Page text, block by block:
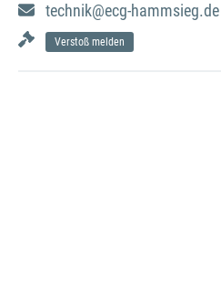
technik@ecg-hammsieg.de
Verstoß melden